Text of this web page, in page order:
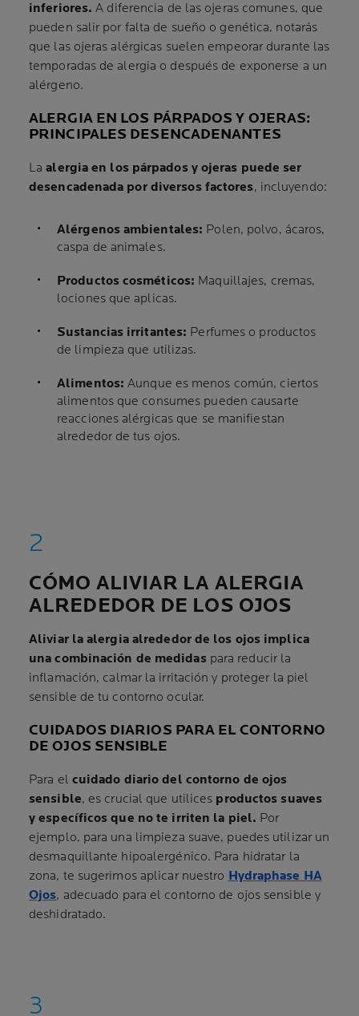
inferiores. A diferencia de las ojeras comunes, que
pueden salir por falta de sueño o genética, notarás
que las ojeras alérgicas suelen empeorar durante las
temporadas de alergia o después de exponerse a un
alérgeno.
ALERGIA EN LOS PÁRPADOS Y OJERAS:
PRINCIPALES DESENCADENANTES
Laalergia en los párpados y ojeras puede ser
desencadenada por diversos factores, incluyendo:
Alérgenos ambientales: Polen, polvo, ácaros,
caspa de animales.
Productos cosméticos: Maquillajes, cremas,
lociones que aplicas.
Sustancias irritantes: Perfumes o productos
de limpieza que utilizas.
Alimentos: Aunque es menos común, ciertos
alimentos que consumes pueden causarte
reacciones alérgicas que se manifiestan
alrededor de tus ojos.
CÓMO ALIVIAR LA ALERGIA
ALREDEDOR DE LOS OJOS
Aliviar la alergia alrededor de los ojos implica
una combinación de medidaspara reducir la
inflamación, calmar la irritación y proteger la piel
sensible de tu contorno ocular.
CUIDADOS DIARIOS PARA EL CONTORNO
DE OJOS SENSIBLE
Para el cuidado diario del contorno de ojos
sensible, es crucial que utilices productos suaves
y específicos que no te irriten la piel. Por
ejemplo, para una limpieza suave, puedes utilizar un
desmaquillante hipoalergénico. Para hidratar la
zona, te sugerimos aplicar nuestro Hydraphase HA
Ojos, adecuado para el contorno de ojos sensible y
deshidratado.